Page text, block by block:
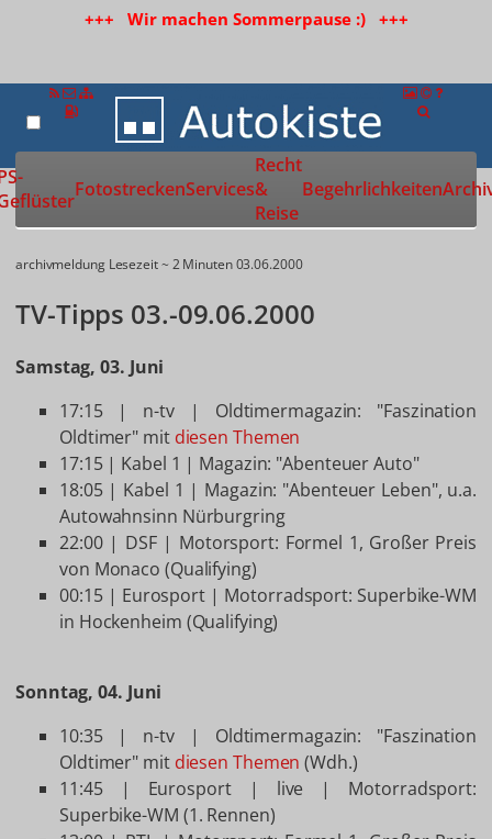
+++ Wir machen Sommerpause :) +++
Zur Startseite
FotostreckenServices
Recht
&
Reise
Begehrlichkeiten
archivmeldung Lesezeit ~ 2 Minuten03.06.2000
TV-Tipps 03.-09.06.2000
Samstag, 03. Juni
17:15 | n-tv | Oldtimermagazin: "Faszination
Oldtimer" mit diesen Themen
17:15 | Kabel 1 | Magazin: "Abenteuer Auto"
18:05 | Kabel 1 | Magazin: "Abenteuer Leben", u.a.
Autowahnsinn Nürburgring
22:00 | DSF | Motorsport: Formel 1, Großer Preis
von Monaco (Qualifying)
00:15 | Eurosport | Motorradsport: Superbike-WM
in Hockenheim (Qualifying)
Sonntag, 04. Juni
10:35 | n-tv | Oldtimermagazin: "Faszination
Oldtimer" mit diesen Themen (Wdh.)
11:45 | Eurosport | live | Motorradsport:
Superbike-WM (1. Rennen)